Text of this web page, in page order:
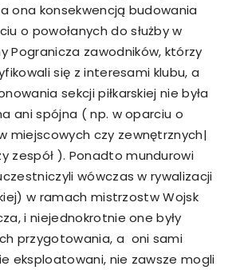
ona konsekwencją budowania
o powołanych do służby w
Pogranicza zawodników, którzy
się z interesami klubu, a
sekcji piłkarskiej nie była
ani spójna ( np. w oparciu o
miejscowych czy zewnętrznych|
zespół ). Ponadto mundurowi
wówczas w rywalizacji
w ramach mistrzostw Wojsk
i niejednokrotnie one były
przygotowania, a oni sami
eksploatowani, nie zawsze mogli